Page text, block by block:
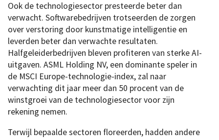
Ook de technologiesector presteerde beter dan
verwacht. Softwarebedrijven trotseerden de zorgen
over verstoring door kunstmatige intelligentie en
leverden beter dan verwachte resultaten.
Halfgeleiderbedrijven bleven profiteren van sterke AI-
uitgaven. ASML Holding NV, een dominante speler in
de MSCI Europe-technologie-index, zal naar
verwachting dit jaar meer dan 50 procent van de
winstgroei van de technologiesector voor zijn
rekening nemen.
Terwijl bepaalde sectoren floreerden, hadden andere